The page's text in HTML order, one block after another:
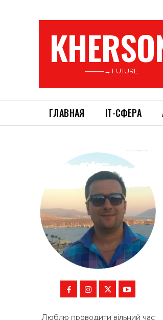
———→ FUTURE
ГЛАВНАЯ ІТ-СФЕРА
Люблю проводити вільний час